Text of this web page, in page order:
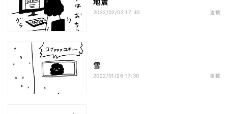
地震
2022/02/02 17:30 連載
雪
2022/01/26 17:30 連載